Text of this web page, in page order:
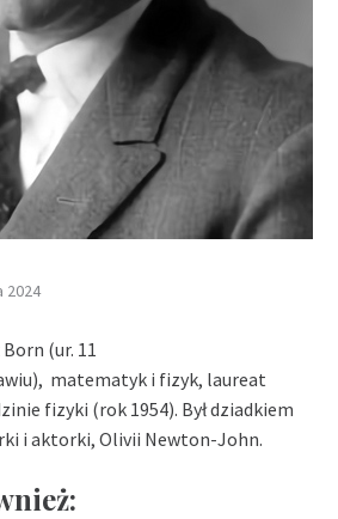
2024
(ur. 11
matematyk i fizyk, laureat
fizyki (rok 1954). Był dziadkiem
i aktorki, Olivii Newton-John.